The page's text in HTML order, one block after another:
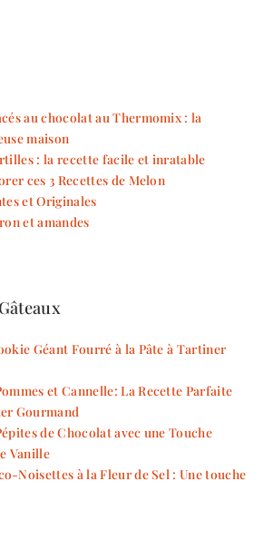
au chocolat au Thermomix : la
maison
: la recette facile et inratable
ces 3 Recettes de Melon
et Originales
et amandes
Géant Fourré à la Pâte à Tartiner
et Cannelle: La Recette Parfaite
Gourmand
de Chocolat avec une Touche
Vanille
Noisettes à la Fleur de Sel : Une touche